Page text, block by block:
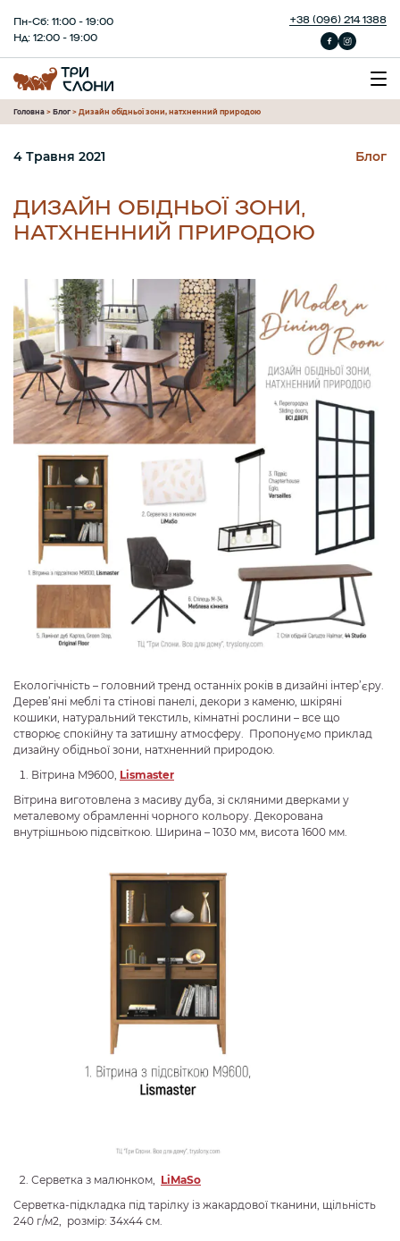
Пн-Сб: 11:00 - 19:00
Нд: 12:00 - 19:00
+38 (096) 214 1388
Головна > Блог > Дизайн обідньої зони, натхненний природою
ДИЗАЙН ОБІДНЬОЇ ЗОНИ,
НАТХНЕННИЙ ПРИРОДОЮ
4 Травня 2021 Блог
Екологічність – головний тренд останніх років в дизайні інтер’єру.
Дерев’яні меблі та стінові панелі, декори з каменю, шкіряні
кошики, натуральний текстиль, кімнатні рослини – все що
створює спокійну та затишну атмосферу. Пропонуємо приклад
дизайну обідньої зони, натхненний природою.
Вітрина M9600, Lismaster
Вітрина виготовлена з масиву дуба, зі скляними дверками у
металевому обрамленні чорного кольору. Декорована
внутрішньою підсвіткою. Ширина – 1030 мм, висота 1600 мм.
Серветка з малюнком, LiMaSo
Серветка-підкладка під тарілку із жакардової тканини, щільність
240 г/м2, розмір: 34х44 см.